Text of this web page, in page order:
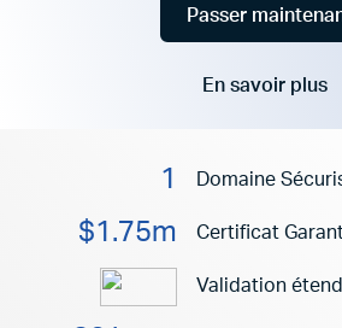
Passer
En savoir plus
Aller à
1 Domaine
$1.75m Certificat
Validation